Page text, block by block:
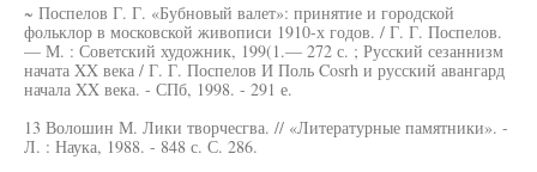
~ Поспелов Г. Г. «Бубновый валет»: принятие и городской
фольклор в московской живописи 1910-х годов. / Г. Г. Поспелов.
— М. : Советский художник, 199(1.— 272 с. ; Русский сезаннизм
начата XX века / Г. Г. Поспелов И Поль Cosrh и русский авангард
начала XX века. - СПб, 1998. - 291 е.
13 Волошин М. Лики творчесгва. // «Литературные памятники». -
Л. : Наука, 1988. - 848 с. С. 286.